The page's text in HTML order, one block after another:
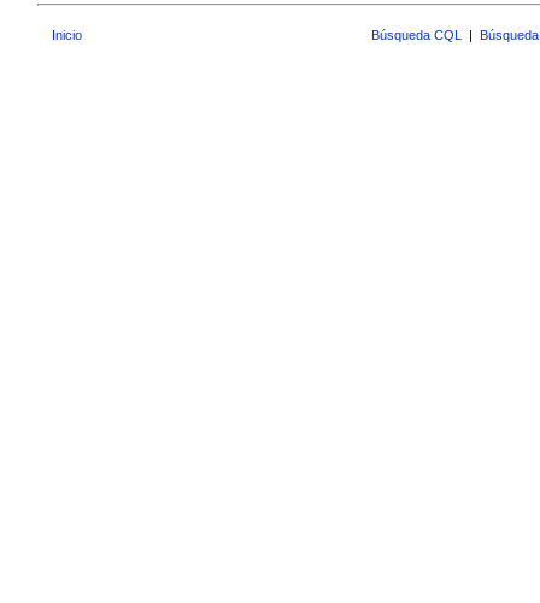
Inicio Búsqueda CQL